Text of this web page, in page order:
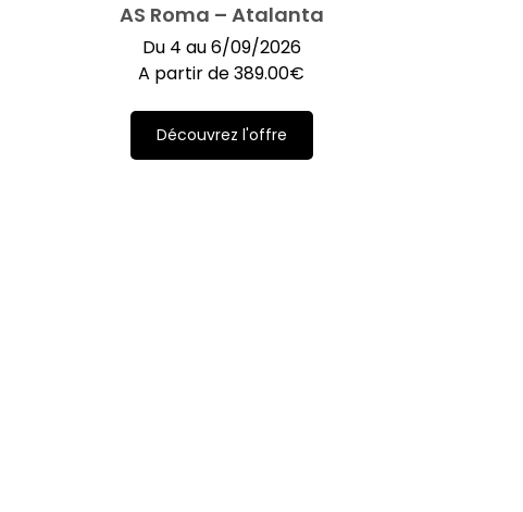
AS Roma – Atalanta
Du 4 au 6/09/2026
A partir de389.00€
Découvrez l'offre